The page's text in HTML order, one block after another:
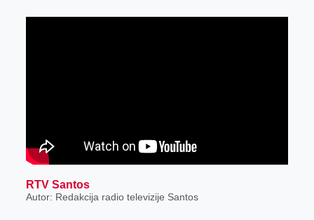
RTV Santos
Autor: Redakcija radio televizije Santos